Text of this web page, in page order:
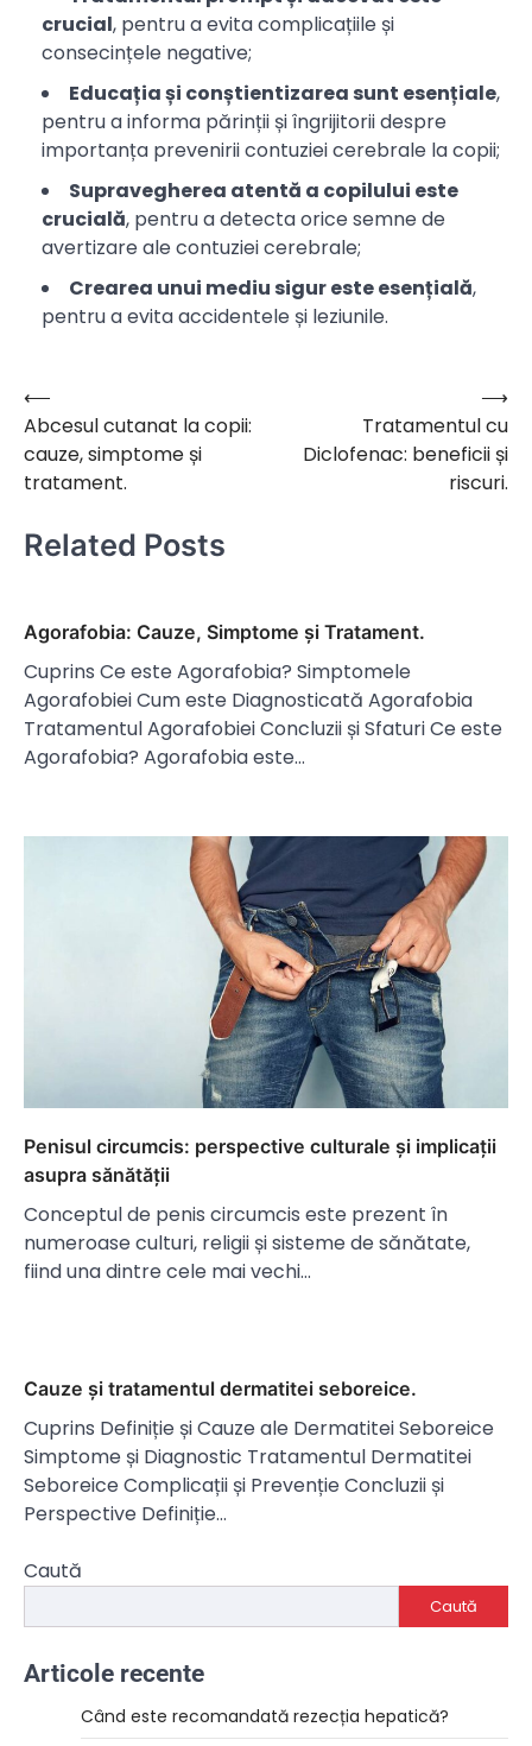
crucial, pentru a evita complicațiile și
consecințele negative;
Educația și conștientizarea sunt esențiale,
pentru a informa părinții și îngrijitorii despre
importanța prevenirii contuziei cerebrale la copii;
Supravegherea atentă a copilului este
crucială, pentru a detecta orice semne de
avertizare ale contuziei cerebrale;
Crearea unui mediu sigur este esențială,
pentru a evita accidentele și leziunile.
Navigare
în
articole
⟵
Abcesul cutanat la copii:
cauze, simptome și
tratament.
Tratamentul cu
Diclofenac: beneficii și
riscuri.
⟶
Related Posts
Agorafobia: Cauze, Simptome și Tratament.
Cuprins Ce este Agorafobia? Simptomele
Agorafobiei Cum este Diagnosticată Agorafobia
Tratamentul Agorafobiei Concluzii și Sfaturi Ce este
Agorafobia? Agorafobia este…
Penisul circumcis: perspective culturale și implicații
asupra sănătății
Conceptul de penis circumcis este prezent în
numeroase culturi, religii și sisteme de sănătate,
fiind una dintre cele mai vechi…
Cauze și tratamentul dermatitei seboreice.
Cuprins Definiție și Cauze ale Dermatitei Seboreice
Simptome și Diagnostic Tratamentul Dermatitei
Seboreice Complicații și Prevenție Concluzii și
Perspective Definiție…
Caută
Caută
Articole recente
Când este recomandată rezecția hepatică?